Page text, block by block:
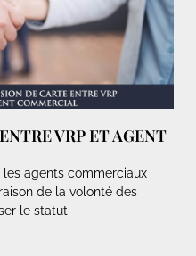
VRP ET AGENT
les agents commerciaux
de la volonté des
le statut